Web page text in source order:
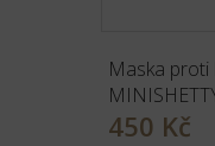
Maska proti
450 Kč